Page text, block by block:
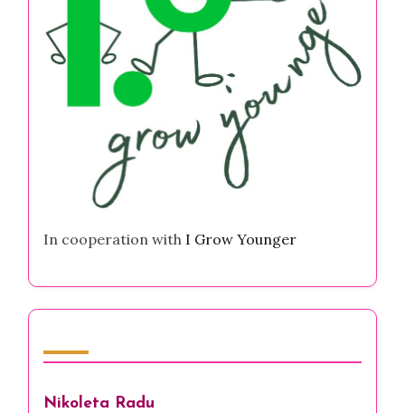
In cooperation with I Grow Younger
Nikoleta Radu